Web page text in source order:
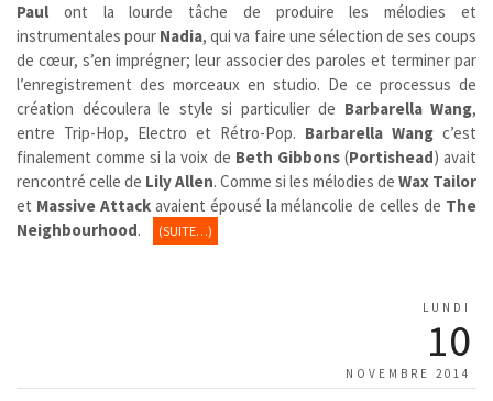
Paul ont la lourde tâche de produire les mélodies et
instrumentales pour Nadia, qui va faire une sélection de ses coups
de cœur, s’en imprégner; leur associer des paroles et terminer par
l’enregistrement des morceaux en studio. De ce processus de
création découlera le style si particulier de Barbarella Wang,
entre Trip-Hop, Electro et Rétro-Pop. Barbarella Wang c’est
finalement comme si la voix de Beth Gibbons(Portishead) avait
rencontré celle de Lily Allen. Comme si les mélodies de Wax Tailor
et Massive Attackavaient épousé la mélancolie de celles de The
Neighbourhood. (SUITE…)
LUNDI
10
NOVEMBRE 2014